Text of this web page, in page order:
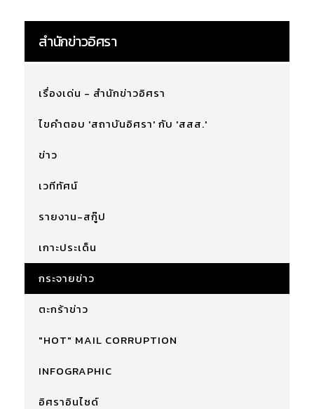
สำนักข่าวอิศรา
เรื่องเด่น - สำนักข่าวอิศรา
ไขคำตอบ 'สถาบันอิศรา' กับ 'สสส.'
ข่าว
เวทีทัศน์
รายงาน-สกู๊ป
เกาะประเด็น
กระจายข่าว
ตะกร้าข่าว
"HOT" MAIL CORRUPTION
INFOGRAPHIC
อิศราอินไซด์